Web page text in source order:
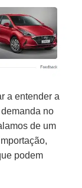
a entender a
no
de um
podem